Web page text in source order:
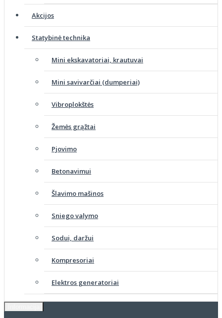
Akcijos
Statybinė technika
Mini ekskavatoriai, krautuvai
Mini savivarčiai (dumperiai)
Vibroplokštės
Žemės grąžtai
Pjovimo
Betonavimui
Šlavimo mašinos
Sniego valymo
Sodui, daržui
Kompresoriai
Elektros generatoriai